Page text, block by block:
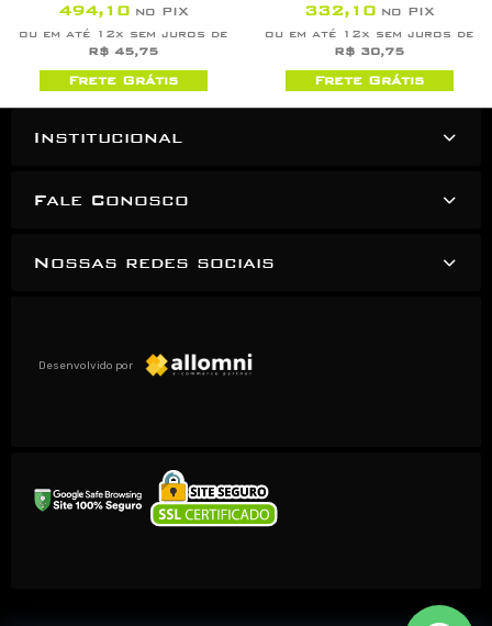
494,10no PIX
ou em até 12x sem juros de
R$ 45,75
Frete Grátis
332,10no PIX
ou em até 12x sem juros de
R$ 30,75
Frete Grátis
Institucional
Fale Conosco
Nossas redes sociais
Desenvolvido por